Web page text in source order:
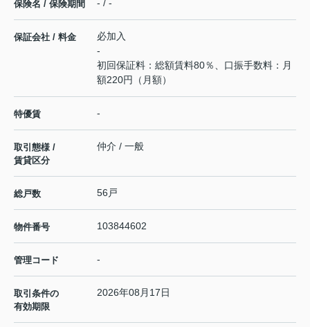
保険名 / 保険期間 - / -
保証会社 / 料金
必加入
-
初回保証料：総額賃料80％、口振手数料：月
額220円（月額）
特優賃 -
取引態様 /
賃貸区分
仲介 / 一般
総戸数 56戸
物件番号 103844602
管理コード -
取引条件の
有効期限
2026年08月17日